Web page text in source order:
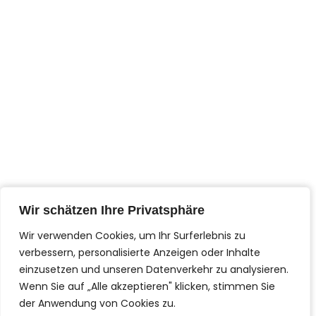
Wir schätzen Ihre Privatsphäre
Wir verwenden Cookies, um Ihr Surferlebnis zu
verbessern, personalisierte Anzeigen oder Inhalte
einzusetzen und unseren Datenverkehr zu analysieren.
Wenn Sie auf „Alle akzeptieren" klicken, stimmen Sie
der Anwendung von Cookies zu.
Wir schätzen Ihre Privatsphäre
Wir verwenden Cookies, um Ihr Surferlebnis zu
verbessern, personalisierte Anzeigen oder Inhalte
einzusetzen und unseren Datenverkehr zu analysieren.
Wenn Sie auf „Alle akzeptieren" klicken, stimmen Sie
der Anwendung von Cookies zu.
Serkan Sari
I
s
t
a
g
r
a
m
F
c
b
o
o
k
-
f
Contact us!
Write us or call us
Datenschutz